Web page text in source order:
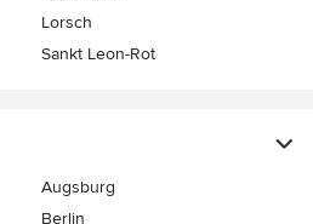
Lorsch
Sankt Leon-Rot
Augsburg
Berlin